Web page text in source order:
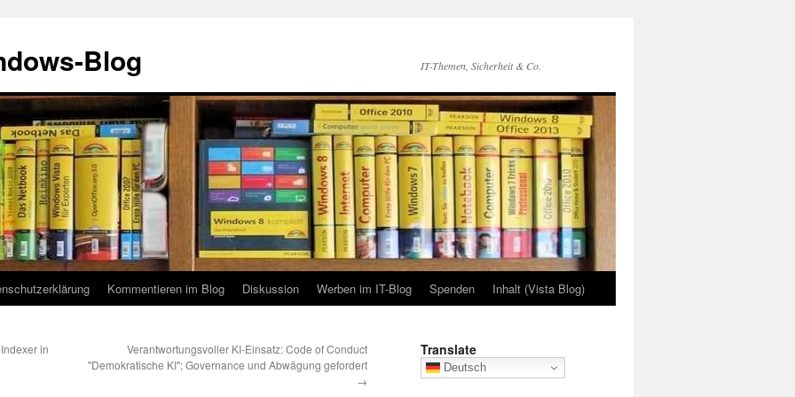
Blog IT-Themen, Sicherheit & Co.
Kommentieren im Blog Diskussion Werben im IT-Blog Spenden Inhalt (Vista Blog)
in
Verantwortungsvoller KI-Einsatz: Code of Conduct
"Demokratische KI"; Governance und Abwägung gefordert
→
Translate
Deutsch